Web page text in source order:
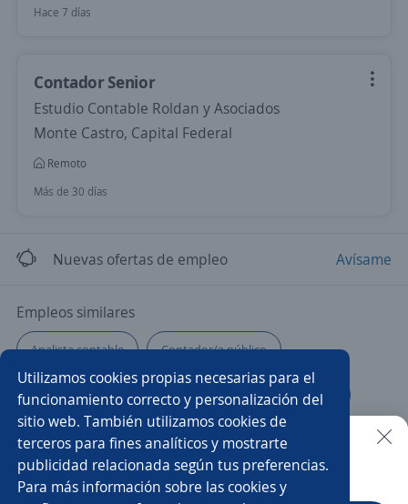
Utilizamos cookies propias necesarias para el
funcionamiento correcto y personalización del
sitio web. También utilizamos cookies de
terceros para fines analíticos y mostrarte
publicidad relacionada según tus preferencias.
Para más información sobre las cookies y
Hace 7 días
Contador Senior
Estudio Contable Roldan y Asociados
Monte Castro, Capital Federal
Remoto
Más de 30 días
Nuevas ofertas de empleo Avísame
Empleos similares
Analista contable Contador/a público
Especialista en contabilidad Analista de impuestos
Asistente/a contable Analista de cobranzas
Auxiliar contable Administrativo/a
Buscar es más fácil en la app